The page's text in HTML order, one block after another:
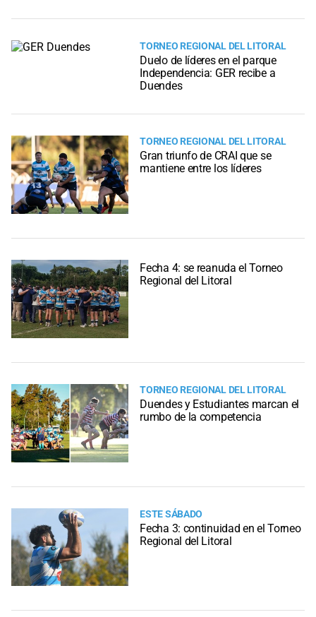
TORNEO REGIONAL DEL LITORAL
Duelo de líderes en el parque
Independencia: GER recibe a
Duendes
TORNEO REGIONAL DEL LITORAL
Gran triunfo de CRAI que se
mantiene entre los líderes
Fecha 4: se reanuda el Torneo
Regional del Litoral
TORNEO REGIONAL DEL LITORAL
Duendes y Estudiantes marcan el
rumbo de la competencia
ESTE SÁBADO
Fecha 3: continuidad en el Torneo
Regional del Litoral